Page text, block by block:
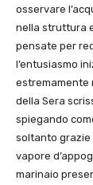
osservare
nella struttura
pensate per
l’entusiasmo
estremamente
della Sera
spiegando
soltanto grazie
vapore
marinaio